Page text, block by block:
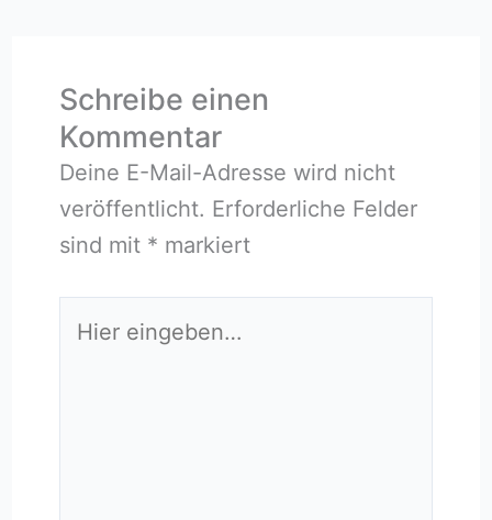
Schreibe einen
Kommentar
Deine E-Mail-Adresse wird nicht
veröffentlicht. Erforderliche Felder
sind mit * markiert
eingeben…